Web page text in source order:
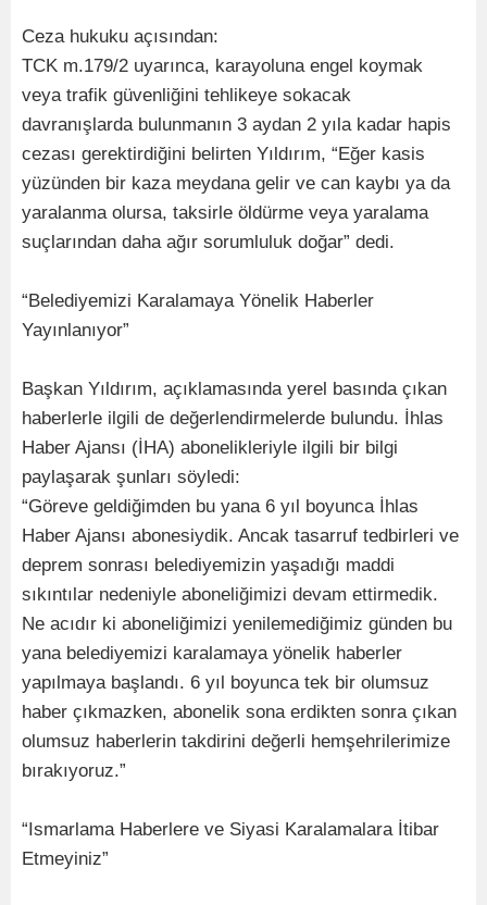
Ceza hukuku açısından:
TCK m.179/2 uyarınca, karayoluna engel koymak
veya trafik güvenliğini tehlikeye sokacak
davranışlarda bulunmanın 3 aydan 2 yıla kadar hapis
cezası gerektirdiğini belirten Yıldırım, “Eğer kasis
yüzünden bir kaza meydana gelir ve can kaybı ya da
yaralanma olursa, taksirle öldürme veya yaralama
suçlarından daha ağır sorumluluk doğar” dedi.
“Belediyemizi Karalamaya Yönelik Haberler
Yayınlanıyor”
Başkan Yıldırım, açıklamasında yerel basında çıkan
haberlerle ilgili de değerlendirmelerde bulundu. İhlas
Haber Ajansı (İHA) abonelikleriyle ilgili bir bilgi
paylaşarak şunları söyledi:
“Göreve geldiğimden bu yana 6 yıl boyunca İhlas
Haber Ajansı abonesiydik. Ancak tasarruf tedbirleri ve
deprem sonrası belediyemizin yaşadığı maddi
sıkıntılar nedeniyle aboneliğimizi devam ettirmedik.
Ne acıdır ki aboneliğimizi yenilemediğimiz günden bu
yana belediyemizi karalamaya yönelik haberler
yapılmaya başlandı. 6 yıl boyunca tek bir olumsuz
haber çıkmazken, abonelik sona erdikten sonra çıkan
olumsuz haberlerin takdirini değerli hemşehrilerimize
bırakıyoruz.”
“Ismarlama Haberlere ve Siyasi Karalamalara İtibar
Etmeyiniz”